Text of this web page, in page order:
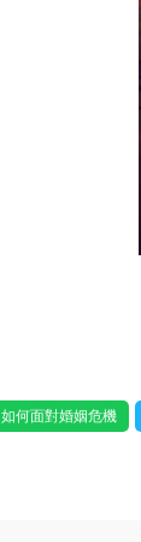
如何面對婚姻危機